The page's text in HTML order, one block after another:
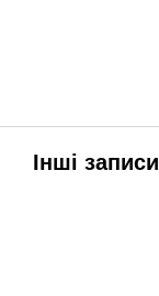
Інші записи